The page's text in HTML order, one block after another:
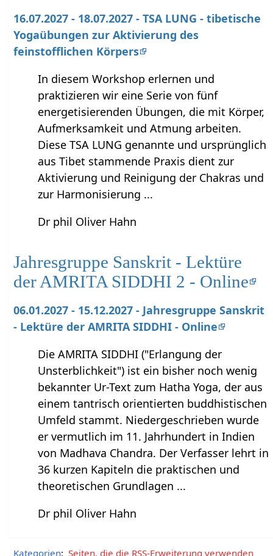
16.07.2027 - 18.07.2027 - TSA LUNG - tibetische
Yogaübungen zur Aktivierung des
feinstofflichen Körpers
In diesem Workshop erlernen und
praktizieren wir eine Serie von fünf
energetisierenden Übungen, die mit Körper,
Aufmerksamkeit und Atmung arbeiten.
Diese TSA LUNG genannte und ursprünglich
aus Tibet stammende Praxis dient zur
Aktivierung und Reinigung der Chakras und
zur Harmonisierung ...
Dr phil Oliver Hahn
Jahresgruppe Sanskrit - Lektüre
der AMRITA SIDDHI 2 - Online
06.01.2027 - 15.12.2027 - Jahresgruppe Sanskrit
- Lektüre der AMRITA SIDDHI - Online
Die AMRITA SIDDHI ("Erlangung der
Unsterblichkeit") ist ein bisher noch wenig
bekannter Ur-Text zum Hatha Yoga, der aus
einem tantrisch orientierten buddhistischen
Umfeld stammt. Niedergeschrieben wurde
er vermutlich im 11. Jahrhundert in Indien
von Madhava Chandra. Der Verfasser lehrt in
36 kurzen Kapiteln die praktischen und
theoretischen Grundlagen ...
Dr phil Oliver Hahn
Kategorien: Seiten, die die RSS-Erweiterung verwenden